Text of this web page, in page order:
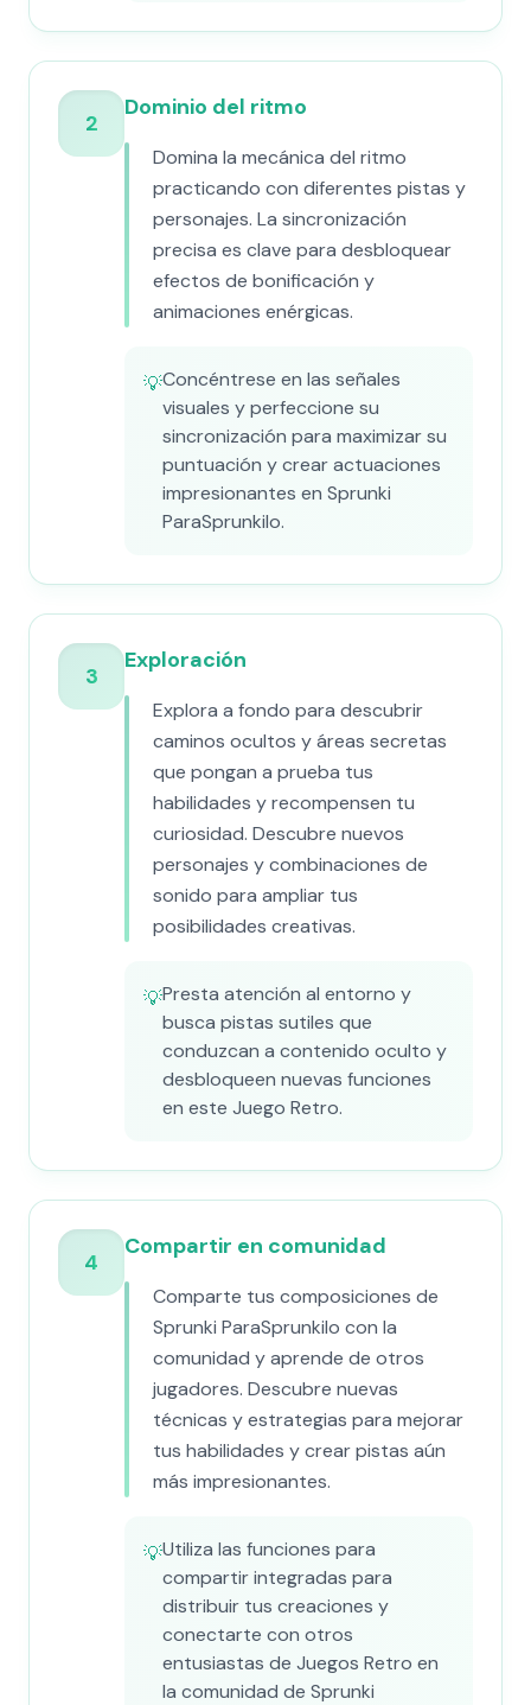
2
Dominio del ritmo
Domina la mecánica del ritmo
practicando con diferentes pistas y
personajes. La sincronización
precisa es clave para desbloquear
efectos de bonificación y
animaciones enérgicas.
💡Concéntrese en las señales
visuales y perfeccione su
sincronización para maximizar su
puntuación y crear actuaciones
impresionantes en Sprunki
ParaSprunkilo.
3
Exploración
Explora a fondo para descubrir
caminos ocultos y áreas secretas
que pongan a prueba tus
habilidades y recompensen tu
curiosidad. Descubre nuevos
personajes y combinaciones de
sonido para ampliar tus
posibilidades creativas.
💡Presta atención al entorno y
busca pistas sutiles que
conduzcan a contenido oculto y
desbloqueen nuevas funciones
en este Juego Retro.
4
Compartir en comunidad
Comparte tus composiciones de
Sprunki ParaSprunkilo con la
comunidad y aprende de otros
jugadores. Descubre nuevas
técnicas y estrategias para mejorar
tus habilidades y crear pistas aún
más impresionantes.
💡Utiliza las funciones para
compartir integradas para
distribuir tus creaciones y
conectarte con otros
entusiastas de Juegos Retro en
la comunidad de Sprunki